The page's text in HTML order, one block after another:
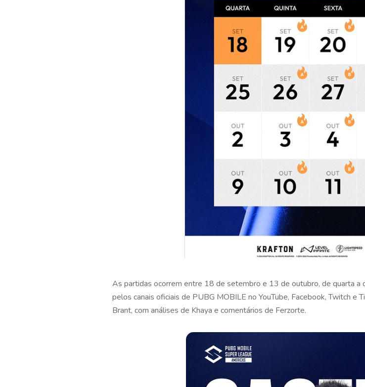
As partidas ocorrem entre 18 de setembro e 13 de outubro, de quarta a
pelos canais oficiais de PUBG MOBILE no YouTube, Facebook, Twitch e
Brant, com análises de Khaya e comentários de Ferzorte.